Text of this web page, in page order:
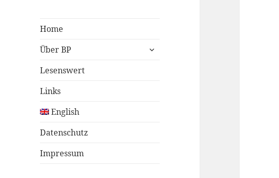
Home
Über BP
untermenü
Lesenswert
Links
English
Datenschutz
Impressum